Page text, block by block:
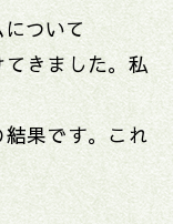
ついて
きました。私
果です。これ